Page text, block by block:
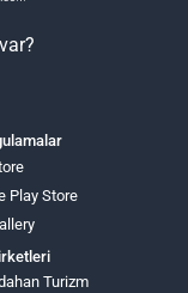
Play Store
Turizm